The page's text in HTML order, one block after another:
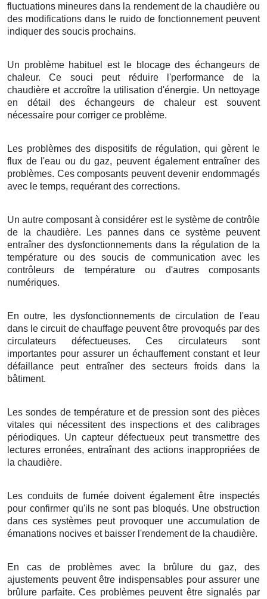
fluctuations mineures dans la rendement de la chaudière ou
des modifications dans le ruido de fonctionnement peuvent
indiquer des soucis prochains.
Un problème habituel est le blocage des échangeurs de
chaleur. Ce souci peut réduire l'performance de la
chaudière et accroître la utilisation d'énergie. Un nettoyage
en détail des échangeurs de chaleur est souvent
nécessaire pour corriger ce problème.
Les problèmes des dispositifs de régulation, qui gèrent le
flux de l'eau ou du gaz, peuvent également entraîner des
problèmes. Ces composants peuvent devenir endommagés
avec le temps, requérant des corrections.
Un autre composant à considérer est le système de contrôle
de la chaudière. Les pannes dans ce système peuvent
entraîner des dysfonctionnements dans la régulation de la
température ou des soucis de communication avec les
contrôleurs de température ou d'autres composants
numériques.
En outre, les dysfonctionnements de circulation de l'eau
dans le circuit de chauffage peuvent être provoqués par des
circulateurs défectueuses. Ces circulateurs sont
importantes pour assurer un échauffement constant et leur
défaillance peut entraîner des secteurs froids dans la
bâtiment.
Les sondes de température et de pression sont des pièces
vitales qui nécessitent des inspections et des calibrages
périodiques. Un capteur défectueux peut transmettre des
lectures erronées, entraînant des actions inappropriées de
la chaudière.
Les conduits de fumée doivent également être inspectés
pour confirmer qu'ils ne sont pas bloqués. Une obstruction
dans ces systèmes peut provoquer une accumulation de
émanations nocives et baisser l'rendement de la chaudière.
En cas de problèmes avec la brûlure du gaz, des
ajustements peuvent être indispensables pour assurer une
brûlure parfaite. Ces problèmes peuvent être signalés par